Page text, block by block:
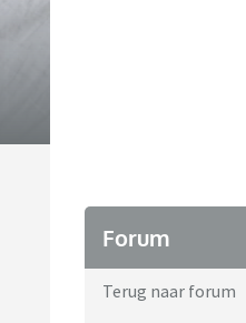
Forum
Terug naar forum